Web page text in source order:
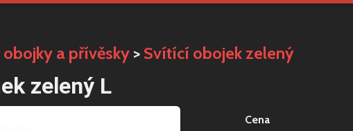
a přívěsky > Svítící obojek zelený
zelený L
Cena